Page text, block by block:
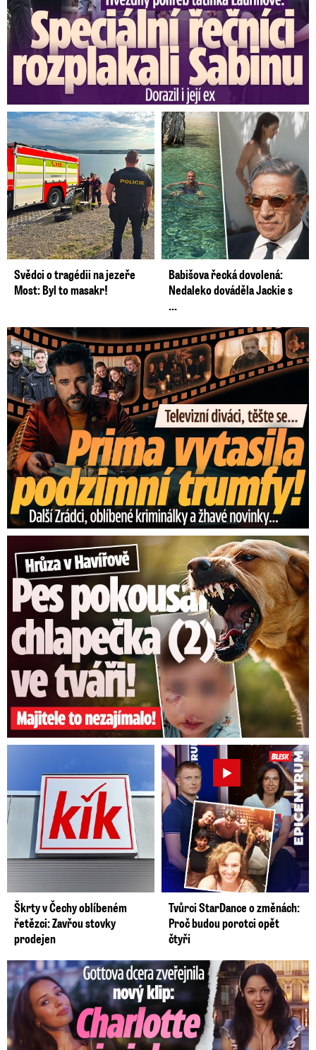
Svědci o tragédii na jezeře
Most: Byl to masakr!
Babišova řecká dovolená:
Nedaleko dováděla Jackie s
...
Prima vytasila podzimní trumfy! Další Zrádci a žhavé novinky
Hrůza v Havířově: Pes pokousal chlapečka (2) ve tváři!
Škrty v Čechy oblíbeném
řetězci: Zavřou stovky
prodejen
Tvůrci StarDance o změnách:
Proč budou porotci opět
čtyři
Gottova dcera zveřejnila nový klip: Je jako Olivie Rodrigo!